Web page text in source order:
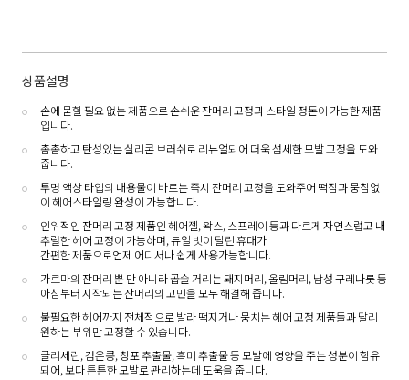
상품설명
손에 묻힐 필요 없는 제품으로 손쉬운 잔머리 고정과 스타일 정돈이 가능한 제품
입니다.
촘촘하고 탄성있는 실리콘 브러쉬로 리뉴얼되어 더욱 섬세한 모발 고정을 도와
줍니다.
투명 액상 타입의 내용물이 바르는 즉시 잔머리 고정을 도와주어 떡짐과 뭉침없
이 헤어스타일링 완성이 가능합니다.
인위적인 잔머리 고정 제품인 헤어젤, 왁스, 스프레이 등과 다르게 자연스럽고 내
추럴한 헤어 고정이 가능하며, 듀얼 빗이 달린 휴대가
간편한 제품으로언제 어디서나 쉽게 사용가능합니다.
가르마의 잔머리 뿐 만 아니라 곱슬 거리는 돼지머리, 올림머리, 남성 구레나룻 등
아침부터 시작되는 잔머리의 고민을 모두 해결해 줍니다.
불필요한 헤어까지 전체적으로 발라 떡지거나 뭉치는 헤어 고정 제품들과 달리
원하는 부위만 고정할 수 있습니다.
글리세린, 검은콩, 창포 추출물, 흑미 추출물 등 모발에 영양을 주는 성분이 함유
되어, 보다 튼튼한 모발로 관리하는데 도움을 줍니다.